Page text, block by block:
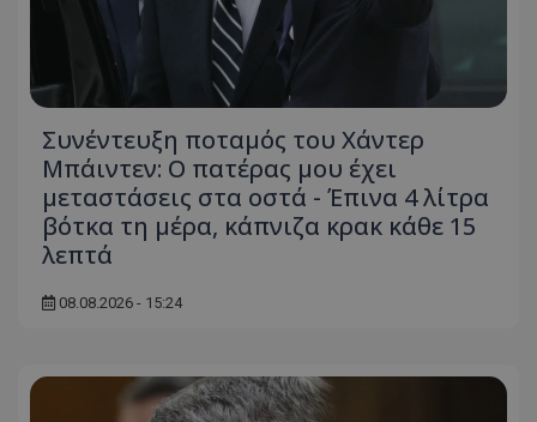
Συνέντευξη ποταμός του Χάντερ
Μπάιντεν: Ο πατέρας μου έχει
μεταστάσεις στα οστά - Έπινα 4 λίτρα
βότκα τη μέρα, κάπνιζα κρακ κάθε 15
λεπτά
08.08.2026 - 15:24